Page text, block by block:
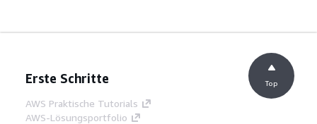
Erste Schritte
AWS Praktische Tutorials
AWS-Lösungsportfolio
Top